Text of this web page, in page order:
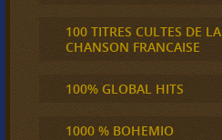
100 TITRES CULTES DE LA
CHANSON FRANCAISE
100% GLOBAL HITS
1000 % BOHEMIO